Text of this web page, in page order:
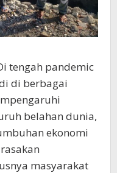
tengah pandemic
di berbagai
belahan dunia,
ekonomi
masyarakat